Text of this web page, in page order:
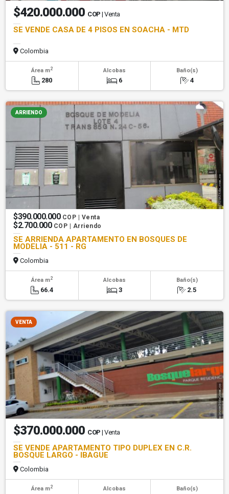
$420.000.000 COP | Venta
SE VENDE CASA DE 4 PISOS EN SOACHA - MTD
Colombia
Área m2
280
Alcobas
6
Baño(s)
4
ARRIENDO
$390.000.000 COP | Venta
$2.700.000 COP | Arriendo
SE ARRIENDA APARTAMENTO EN BOSQUES DE
MODELIA - 511 - RG
Colombia
Área m2
66.4
Alcobas
3
Baño(s)
2.5
VENTA
$370.000.000 COP | Venta
SE VENDE APARTAMENTO TIPO DUPLEX EN C.R.
BOSQUE LARGO - IBAGUE
Colombia
Área m2 Alcobas Baño(s)